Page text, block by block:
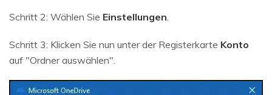
Schritt 2: Wählen Sie Einstellungen.
Schritt 3: Klicken Sie nun unter der Registerkarte Konto
auf "Ordner auswählen".